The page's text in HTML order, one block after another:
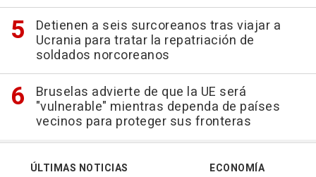
Detienen a seis surcoreanos tras viajar a
Ucrania para tratar la repatriación de
soldados norcoreanos
Bruselas advierte de que la UE será
"vulnerable" mientras dependa de países
vecinos para proteger sus fronteras
ÚLTIMAS NOTICIAS
ECONOMÍA